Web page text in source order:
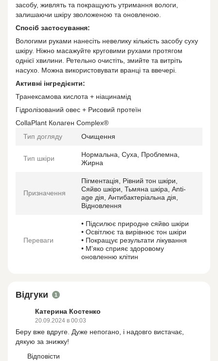
засобу, живлять та покращують утримання вологи,
залишаючи шкіру зволоженою та оновленою.
Спосіб застосування:
Вологими руками нанесіть невелику кількість засобу суху
шкіру. Ніжно масажуйте круговими рухами протягом
однієї хвилини. Ретельно очистіть, змийте та витріть
насухо. Можна використовувати вранці та ввечері.
Активні інгредієнти:
Транексамова кислота + ніацинамід
Гідролізований овес + Рисовий протеїн
CollaPlant Колаген Complex®
Тип догляду
Очищення
Тип шкіри
Нормальна, Суха, Проблемна,
Жирна
Призначення
Пігментація, Рівний тон шкіри,
Сяйво шкіри, Тьмяна шкіра, Anti-
age дія, Антибактеріальна дія,
Відновлення
Переваги
• Підсилює природне сяйво шкіри
• Освітлює та вирівнює тон шкіри
• Покращує результати лікування
• М'яко сприяє здоровому
оновленню клітин
Відгуки 1
Катерина Костенко
20.09.2024 в 00:03
Беру вже вдруге. Дуже непогано, і надовго вистачає,
дякую за знижку!
Відповісти